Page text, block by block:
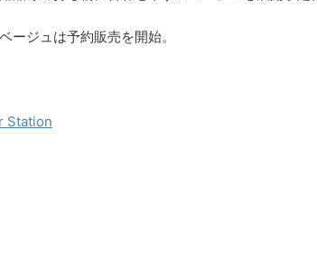
ージュは予約販売を開始。
Station